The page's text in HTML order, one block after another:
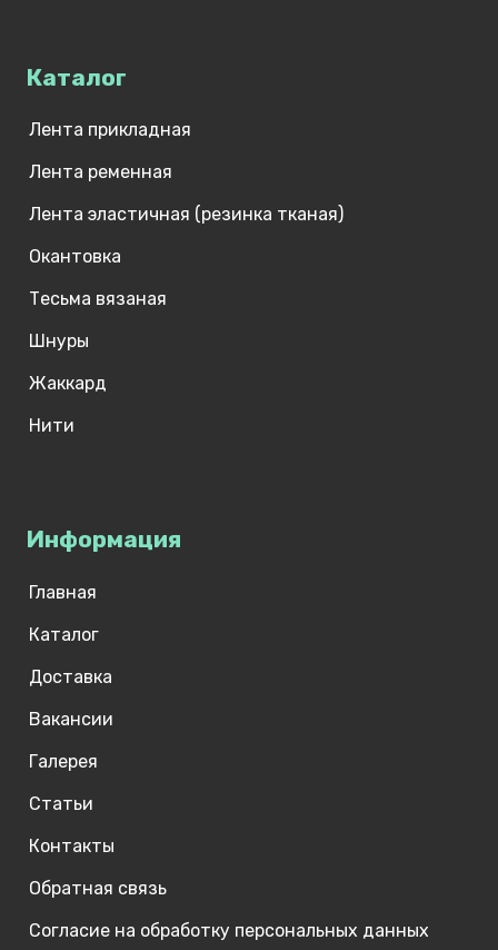
Каталог
Лента прикладная
Лента ременная
Лента эластичная (резинка тканая)
Окантовка
Тесьма вязаная
Шнуры
Жаккард
Нити
Информация
Главная
Каталог
Доставка
Вакансии
Галерея
Статьи
Контакты
Обратная связь
Согласие на обработку персональных данных